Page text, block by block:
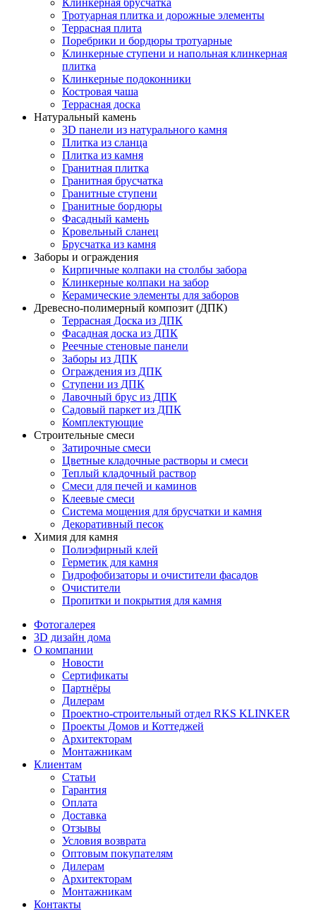
Клинкерная брусчатка
Тротуарная плитка и дорожные элементы
Террасная плита
Поребрики и бордюры тротуарные
Клинкерные ступени и напольная клинкерная
плитка
Клинкерные подоконники
Костровая чаша
Террасная доска
Натуральный камень
3D панели из натурального камня
Плитка из сланца
Плитка из камня
Гранитная плитка
Гранитная брусчатка
Гранитные ступени
Гранитные бордюры
Фасадный камень
Кровельный сланец
Брусчатка из камня
Заборы и ограждения
Кирпичные колпаки на столбы забора
Клинкерные колпаки на забор
Керамические элементы для заборов
Древесно-полимерный композит (ДПК)
Террасная Доска из ДПК
Фасадная доска из ДПК
Реечные стеновые панели
Заборы из ДПК
Ограждения из ДПК
Ступени из ДПК
Лавочный брус из ДПК
Садовый паркет из ДПК
Комплектующие
Строительные смеси
Затирочные смеси
Цветные кладочные растворы и смеси
Теплый кладочный раствор
Смеси для печей и каминов
Клеевые смеси
Система мощения для брусчатки и камня
Декоративный песок
Химия для камня
Полиэфирный клей
Герметик для камня
Гидрофобизаторы и очистители фасадов
Очистители
Пропитки и покрытия для камня
Фотогалерея
3D дизайн дома
О компании
Новости
Сертификаты
Партнёры
Дилерам
Проектно-строительный отдел RKS KLINKER
Проекты Домов и Коттеджей
Архитекторам
Монтажникам
Клиентам
Статьи
Гарантия
Оплата
Доставка
Отзывы
Условия возврата
Оптовым покупателям
Дилерам
Архитекторам
Монтажникам
Контакты